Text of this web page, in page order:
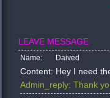
LEAVE MESSAGE
Name: Daived
Content: Hey I need
Admin_reply: Thank